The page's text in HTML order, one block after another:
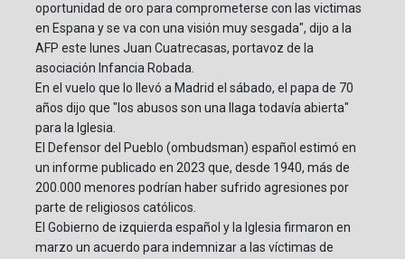
oportunidad de oro para comprometerse con las victimas
en Espana y se va con una visión muy sesgada", dijo a la
AFP este lunes Juan Cuatrecasas, portavoz de la
asociación Infancia Robada.
En el vuelo que lo llevó a Madrid el sábado, el papa de 70
años dijo que "los abusos son una llaga todavía abierta"
para la Iglesia.
El Defensor del Pueblo (ombudsman) español estimó en
un informe publicado en 2023 que, desde 1940, más de
200.000 menores podrían haber sufrido agresiones por
parte de religiosos católicos.
El Gobierno de izquierda español y la Iglesia firmaron en
marzo un acuerdo para indemnizar a las víctimas de